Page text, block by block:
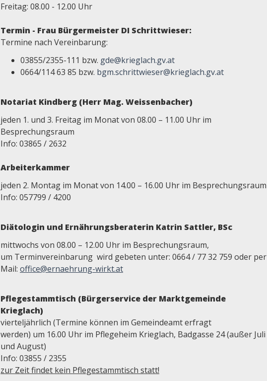
Freitag: 08.00 - 12.00 Uhr
Termin - Frau Bürgermeister DI Schrittwieser:
Termine nach Vereinbarung:
03855/2355-111 bzw. gde@krieglach.gv.at
0664/114 63 85 bzw. bgm.schrittwieser@krieglach.gv.at
Notariat Kindberg (Herr Mag. Weissenbacher)
jeden 1. und 3. Freitag im Monat von 08.00 – 11.00 Uhr im
Besprechungsraum
Info: 03865 / 2632
Arbeiterkammer
jeden 2. Montag im Monat von 14.00 – 16.00 Uhr im Besprechungsraum
Info: 057799 / 4200
Diätologin und Ernährungsberaterin Katrin Sattler, BSc
mittwochs von 08.00 – 12.00 Uhr im Besprechungsraum,
um Terminvereinbarung wird gebeten unter: 0664 / 77 32 759 oder per
Mail: office@ernaehrung-wirkt.at
Pflegestammtisch (Bürgerservice der Marktgemeinde
Krieglach)
vierteljährlich (Termine können im Gemeindeamt erfragt
werden) um 16.00 Uhr im Pflegeheim Krieglach, Badgasse 24 (außer Juli
und August)
Info: 03855 / 2355
zur Zeit findet kein Pflegestammtisch statt!